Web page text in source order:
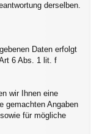
derselben.
Daten erfolgt
6 Abs. 1 lit. f
wir Ihnen eine
gemachten Angaben
für mögliche